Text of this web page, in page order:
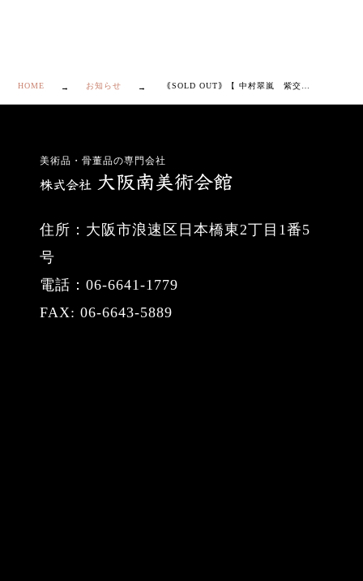
HOME お知らせ
美術品・骨董品の専門会社
住所：大阪市浪速区日本橋東2丁目1番5
号
電話：06-6641-1779
FAX: 06-6643-5889